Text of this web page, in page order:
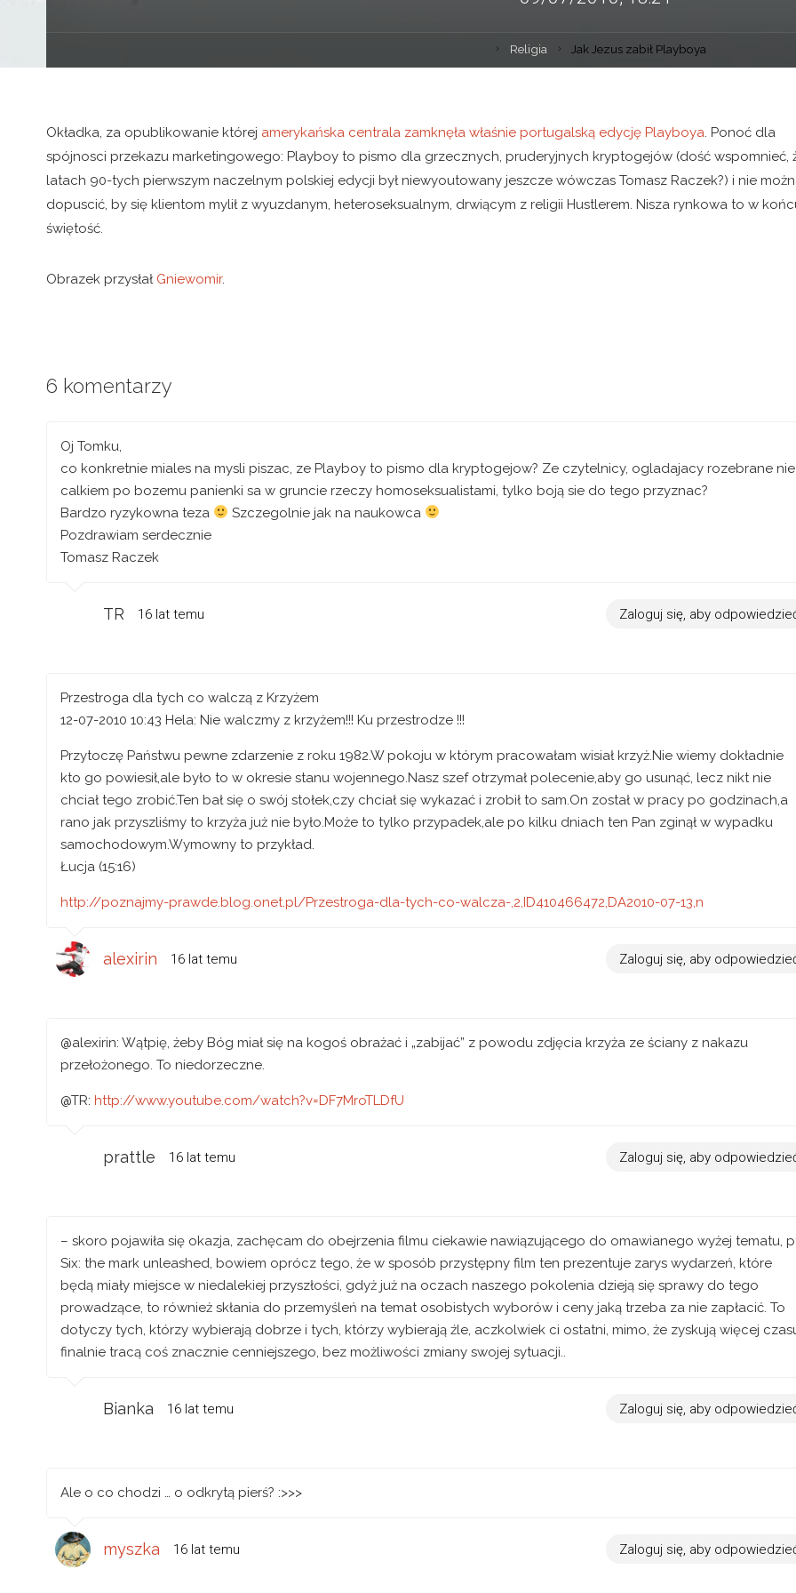
Religia Jak Jezus zabił Playboya
Okładka, za opublikowanie której amerykańska centrala zamknęła właśnie portugalską edycję Playboya. Ponoć dla
spójnosci przekazu marketingowego: Playboy to pismo dla grzecznych, pruderyjnych kryptogejów (dość wspomnieć,
latach 90-tych pierwszym naczelnym polskiej edycji był niewyoutowany jeszcze wówczas Tomasz Raczek?) i nie
dopuscić, by się klientom mylił z wyuzdanym, heteroseksualnym, drwiącym z religii Hustlerem. Nisza rynkowa to w
świętość.
Obrazek przysłał Gniewomir.
6 komentarzy
Oj Tomku,
co konkretnie miales na mysli piszac, ze Playboy to pismo dla kryptogejow? Ze czytelnicy, ogladajacy rozebrane nie
calkiem po bozemu panienki sa w gruncie rzeczy homoseksualistami, tylko boją sie do tego przyznac?
Bardzo ryzykowna teza
Szczegolnie jak na naukowca
Pozdrawiam serdecznie
Tomasz Raczek
TR 16 lat temu Zaloguj się, aby
Przestroga dla tych co walczą z Krzyżem
12-07-2010 10:43 Hela: Nie walczmy z krzyżem!!! Ku przestrodze !!!
Przytoczę Państwu pewne zdarzenie z roku 1982.W pokoju w którym pracowałam wisiał krzyż.Nie wiemy dokładnie
kto go powiesił,ale było to w okresie stanu wojennego.Nasz szef otrzymał polecenie,aby go usunąć, lecz nikt nie
chciał tego zrobić.Ten bał się o swój stołek,czy chciał się wykazać i zrobił to sam.On został w pracy po godzinach,a
rano jak przyszliśmy to krzyża już nie było.Może to tylko przypadek,ale po kilku dniach ten Pan zginął w wypadku
samochodowym.Wymowny to przykład.
Łucja (15:16)
http://poznajmy-prawde.blog.onet.pl/Przestroga-dla-tych-co-walcza-,2,ID410466472,DA2010-07-13,n
alexirin 16 lat temu Zaloguj się, aby
@alexirin: Wątpię, żeby Bóg miał się na kogoś obrażać i „zabijać” z powodu zdjęcia krzyża ze ściany z nakazu
przełożonego. To niedorzeczne.
@TR: http://www.youtube.com/watch?v=DF7MroTLDfU
prattle 16 lat temu Zaloguj się, aby
– skoro pojawiła się okazja, zachęcam do obejrzenia filmu ciekawie nawiązującego do omawianego wyżej tematu,
Six: the mark unleashed, bowiem oprócz tego, że w sposób przystępny film ten prezentuje zarys wydarzeń, które
będą miały miejsce w niedalekiej przyszłości, gdyż już na oczach naszego pokolenia dzieją się sprawy do tego
prowadzące, to również skłania do przemyśleń na temat osobistych wyborów i ceny jaką trzeba za nie zapłacić. To
dotyczy tych, którzy wybierają dobrze i tych, którzy wybierają źle, aczkolwiek ci ostatni, mimo, że zyskują więcej
finalnie tracą coś znacznie cenniejszego, bez możliwości zmiany swojej sytuacji..
Bianka 16 lat temu Zaloguj się, aby
Ale o co chodzi … o odkrytą pierś? :>>>
myszka 16 lat temu Zaloguj się, aby